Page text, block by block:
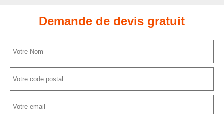
Demande de devis gratuit